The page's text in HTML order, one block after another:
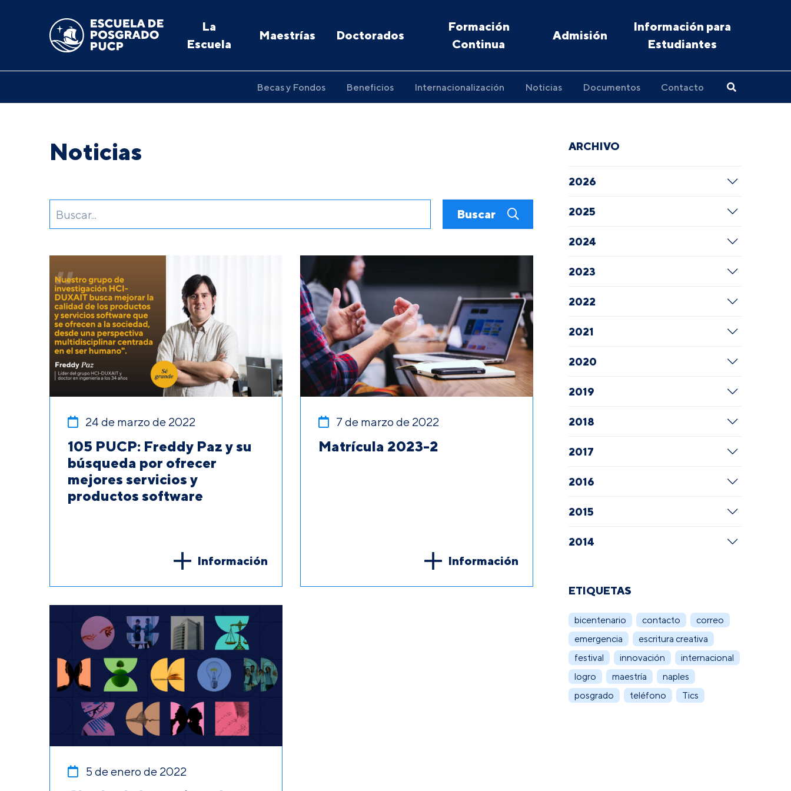
La
Escuela
Maestrías Doctorados
Formación
Continua
Admisión
Información para
Estudiantes
Becas y Fondos Beneficios Internacionalización Noticias Documentos Contacto
Noticias
Buscar
24 de marzo de 2022
105 PUCP: Freddy Paz y su
búsqueda por ofrecer
mejores servicios y
productos software
Información
7 de marzo de 2022
Matrícula 2023-2
Información
5 de enero de 2022
ARCHIVO
2026
2025
2024
2023
2022
2021
2020
2019
2018
2017
2016
2015
2014
ETIQUETAS
bicentenario contacto
correo
emergencia
escritura creativa
festival
innovación
internacional
logro
maestría
naples
posgrado
teléfono Tics